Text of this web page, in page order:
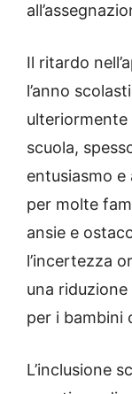
Il ritardo
l’anno
ulteriormente
scuola,
entusiasmo
per molte
ansie e
l’incertezza
una
per i bambini
L’inclusione